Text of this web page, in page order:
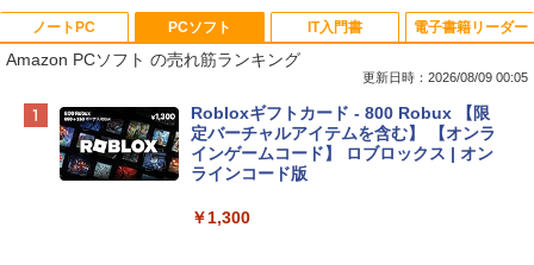
ノートPC
Apple 2026 MacBook Neo A18 Proチッ
プ搭載13インチノートブック：AIとAppl
e Intelligenceのために設計、Liquid Ret
inaディスプレイ、8GBユニファイドメモ
eTime HDカメラ、Touch ID - インディ
PCソフト
Amazon PCソフト の売れ筋ランキング
更新日時：2026/08/09 00:05
Robloxギフトカード - 800 Robux 【限
定バーチャルアイテムを含む】 【オンラ
インゲームコード】 ロブロックス | オン
ラインコード版
￥1,300
IT入門書 電子書籍リーダー